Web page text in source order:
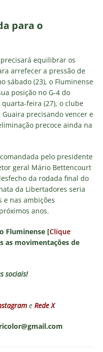
para o
equilibrar os
arrefecer a pressão de
sábado (23), o Fluminense
posição no G-4 do
feira (27), o clube
precisando vencer e
precoce ainda na
pelo presidente
geral Mário Bettencourt
da rodada final do
da Libertadores seria
e nas ambições
anos.
Fluminense [Clique
as movimentações de
sociais!
e Rede X